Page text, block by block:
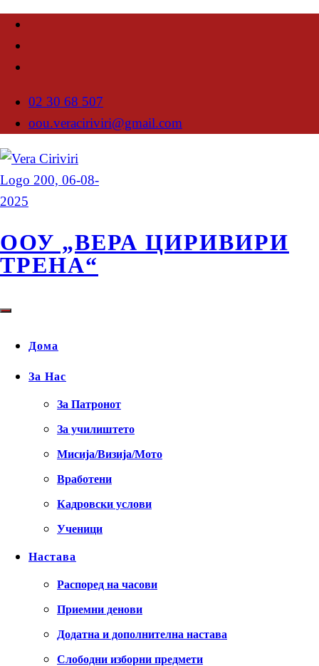
02 30 68 507
oou.veraciriviri@gmail.com
ООУ „ВЕРА ЦИРИВИРИ
ТРЕНА“
Дома
За Нас
За Патронот
За училиштето
Мисија/Визија/Мото
Вработени
Кадровски услови
Ученици
Настава
Распоред на часови
Приемни денови
Додатна и дополнителна настава
Слободни изборни предмети